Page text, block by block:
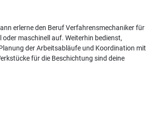
erlerne den Beruf Verfahrensmechaniker für
maschinell auf. Weiterhin bedienst,
der Arbeitsabläufe und Koordination mit
für die Beschichtung sind deine